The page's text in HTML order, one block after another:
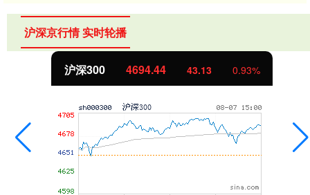
沪深京行情 实时轮播
沪深300 4694.44 43.13 0.93%